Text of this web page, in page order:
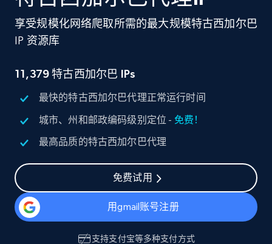
享受规模化网络爬取所需的最大规模特古西加尔巴
IP 资源库
11,379特古西加尔巴 IPs
最快的特古西加尔巴代理正常运行时间
城市、州和邮政编码级别定位 - 免费！
最高品质的特古西加尔巴代理
免费试用
用gmail账号注册
支持支付宝等多种支付方式